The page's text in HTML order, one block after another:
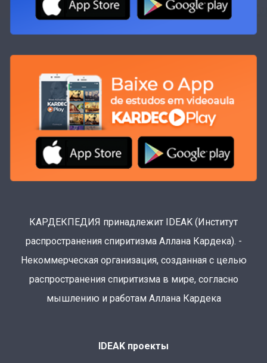
КАРДЕКПЕДИЯ принадлежит IDEAK (Институт
распространения спиритизма Аллана Кардека). -
Некоммерческая организация, созданная с целью
распространения спиритизма в мире, согласно
мышлению и работам Аллана Кардека
IDEAK проекты